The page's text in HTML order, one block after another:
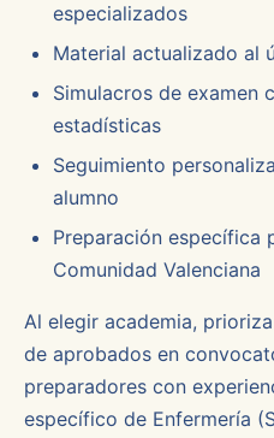
especializados
Material actualizado al
Simulacros de examen
estadísticas
Seguimiento
alumno
Preparación específica
Comunidad Valenciana
Al elegir academia,
de aprobados en
preparadores con
específico de Enfermería